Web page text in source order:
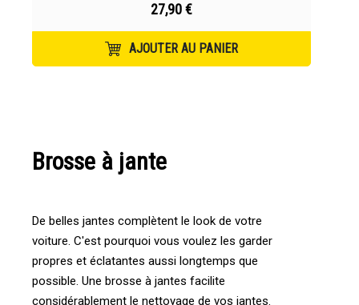
27,90 €
AJOUTER AU PANIER
Brosse à jante
De belles jantes complètent le look de votre
voiture. C'est pourquoi vous voulez les garder
propres et éclatantes aussi longtemps que
possible. Une brosse à jantes facilite
considérablement le nettoyage de vos jantes.